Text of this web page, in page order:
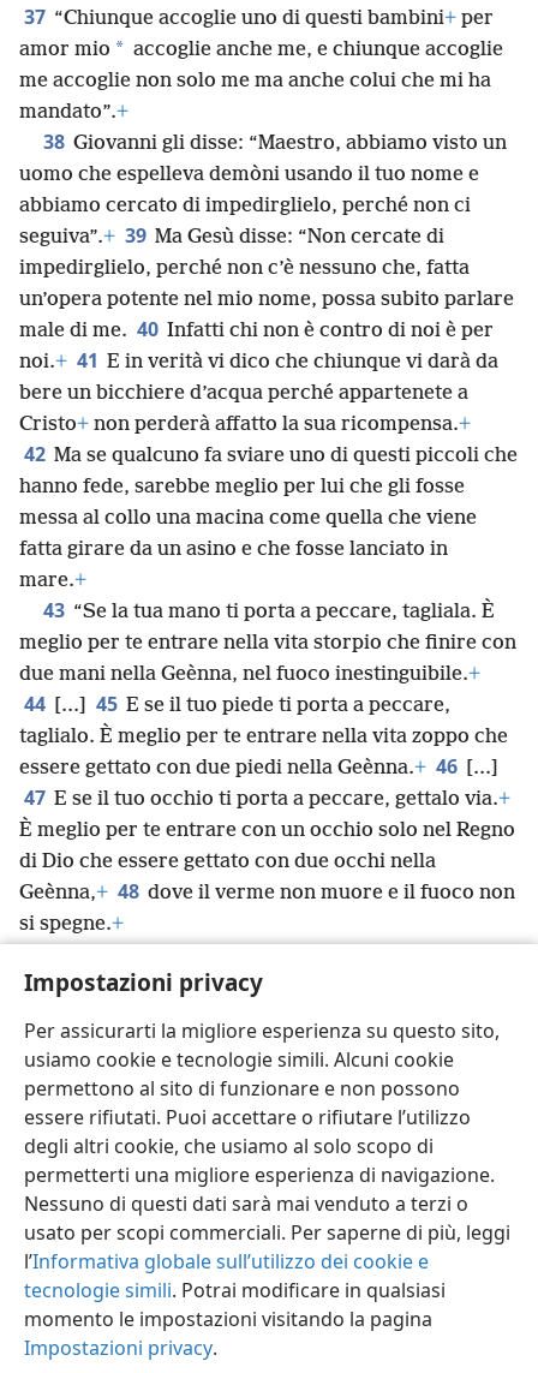
Impostazioni privacy
Per assicurarti la migliore esperienza su questo sito,
usiamo cookie e tecnologie simili. Alcuni cookie
permettono al sito di funzionare e non possono
essere rifiutati. Puoi accettare o rifiutare l’utilizzo
degli altri cookie, che usiamo al solo scopo di
permetterti una migliore esperienza di navigazione.
Nessuno di questi dati sarà mai venduto a terzi o
usato per scopi commerciali. Per saperne di più, leggi
l’Informativa globale sull’utilizzo dei cookie e
tecnologie simili. Potrai modificare in qualsiasi
momento le impostazioni visitando la pagina
Impostazioni privacy.
37 “Chiunque accoglie uno di questi bambini+ per
amor mio * accoglie anche me, e chiunque accoglie
me accoglie non solo me ma anche colui che mi ha
mandato”.+
38 Giovanni gli disse: “Maestro, abbiamo visto un
uomo che espelleva demòni usando il tuo nome e
abbiamo cercato di impedirglielo, perché non ci
seguiva”.+ 39 Ma Gesù disse: “Non cercate di
impedirglielo, perché non c’è nessuno che, fatta
un’opera potente nel mio nome, possa subito parlare
male di me. 40 Infatti chi non è contro di noi è per
noi.+ 41 E in verità vi dico che chiunque vi darà da
bere un bicchiere d’acqua perché appartenete a
Cristo+ non perderà affatto la sua ricompensa.+
42 Ma se qualcuno fa sviare uno di questi piccoli che
hanno fede, sarebbe meglio per lui che gli fosse
messa al collo una macina come quella che viene
fatta girare da un asino e che fosse lanciato in
mare.+
43 “Se la tua mano ti porta a peccare, tagliala. È
meglio per te entrare nella vita storpio che finire con
due mani nella Geènna, nel fuoco inestinguibile.+
44 [.⁠.⁠.] 45 E se il tuo piede ti porta a peccare,
taglialo. È meglio per te entrare nella vita zoppo che
essere gettato con due piedi nella Geènna.+ 46 [.⁠.⁠.]
47 E se il tuo occhio ti porta a peccare, gettalo via.+
È meglio per te entrare con un occhio solo nel Regno
di Dio che essere gettato con due occhi nella
Geènna,+ 48 dove il verme non muore e il fuoco non
si spegne.+
50 Il sale è buono ma, se perde il suo sapore, con
che cosa glielo ridarete?
Abbiate sale in voi stessi
e mantenete la pace gli uni con gli altri”. +
Italiano Condividi Impostazioni
Copyright© 2026 Watch Tower Bible and Tract Society of Pennsylvania
Condizioni d’uso Informativa sulla privacy
Impostazioni privacy
JW.ORG
Accedi